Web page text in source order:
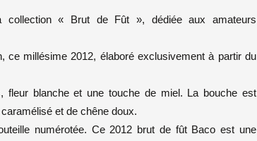
collection « Brut de Fût », dédiée aux amateurs
ce millésime 2012, élaboré exclusivement à partir du
blanche et une touche de miel. La bouche est
et de chêne doux.
numérotée. Ce 2012 brut de fût Baco est une